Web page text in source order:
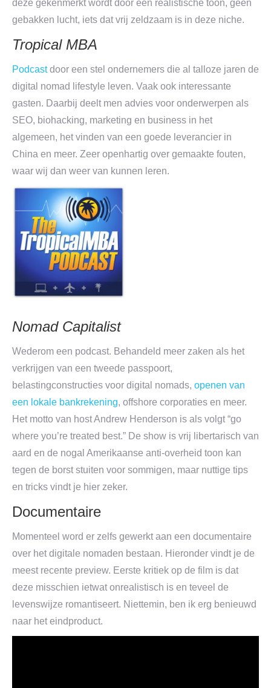
deze gekenmerkt wordt door een realistische toon, geen
gebakken lucht, iets dat vrij zeldzaam is in deze niche.
Tropical MBA
Podcastdoor een stel ondernemers die al talloze jaren de
digital nomad lifestyle leven. Vaak ook interessante
gasten. Daarbij deelt men advies voor onderwerpen als
SEO, biohacking, marketing en business in het
algemeen, het vinden van een goede leverancier in
China en meer. Zeer openhartig over gemaakte fouten,
waar wij dan weer van kunnen leren.
Nomad Capitalist
Wederom een podcast. Behandeld meer zaken als het
verkrijgen van een tweede passpoort,
belastingconstructies voor digital nomads, openen van
een lokale bankrekening, offshore corporaties en meer.
Het motto van host Andrew Henderson is als volgt “go
where you’re treated best.” De show is vrij libertarisch van
aard en de nogal Amerikaanse anti-overheid toon kan
tegen de borst stuiten voor sommigen, maar nuttige tips
en tricks vindt je hier zeker.
Documentaire
Momenteel word er zelfs gewerkt aan een documentaire
over het digitale nomaden bestaan. Hieronder vindt je de
meest recente preview. Eerste kritiek op de film is dat
deze misschien ietwat onrealistisch is en teveel de
levenswijze romantiseert. Niettemin, ben ik erg benieuwd
naar het eindproduct.